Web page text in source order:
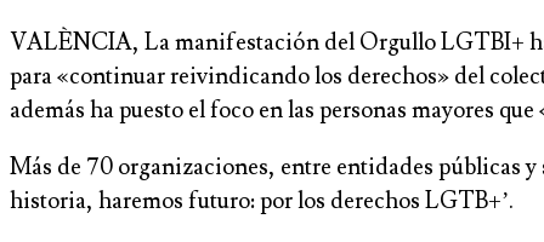
VALÈNCIA, La manifestación del Orgullo LGTBI+
para «continuar reivindicando los derechos» del
además ha puesto el foco en las personas mayores
Más de 70 organizaciones, entre entidades públicas
historia, haremos futuro: por los derechos LGTB+’.